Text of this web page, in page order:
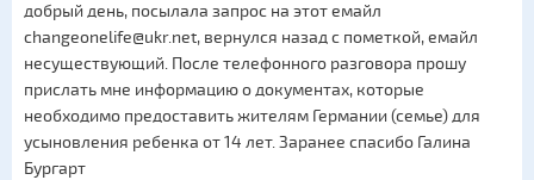
добрый день, посылала запрос на этот емайл
changeonelife@ukr.net, вернулся назад с пометкой, емайл
несуществующий. После телефонного разговора прошу
прислать мне информацию о документах, которые
необходимо предоставить жителям Германии (семье) для
усыновления ребенка от 14 лет. Заранее спасибо Галина
Бургарт